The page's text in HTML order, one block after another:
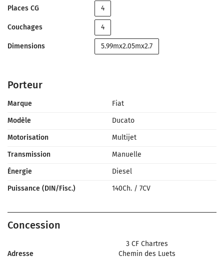
Places CG 4
Couchages 4
Dimensions 5.99mx2.05mx2.7
Porteur
Marque
Fiat
Modèle
Ducato
Motorisation
Multijet
Transmission
Manuelle
Énergie
Diesel
Puissance (DIN/Fisc.)
140Ch. / 7CV
Concession
Adresse
3 CF Chartres
Chemin des Luets